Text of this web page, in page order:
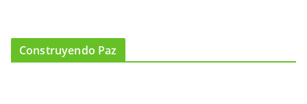
Construyendo Paz